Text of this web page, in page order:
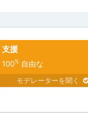
支援
100%自由な
モデレーターを聞く